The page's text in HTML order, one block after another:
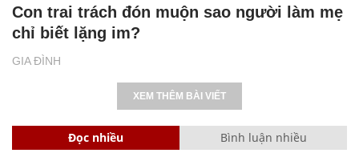
GIA ĐÌNH
Con trai trách đón muộn sao người làm mẹ
chỉ biết lặng im?
XEM THÊM BÀI VIẾT
Đọc nhiều Bình luận nhiều